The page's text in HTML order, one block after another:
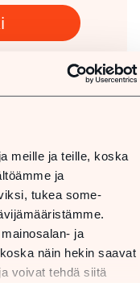
meille ja teille, koska
ja
tukea some-
ja
näin hekin saavat
voivat tehdä siitä